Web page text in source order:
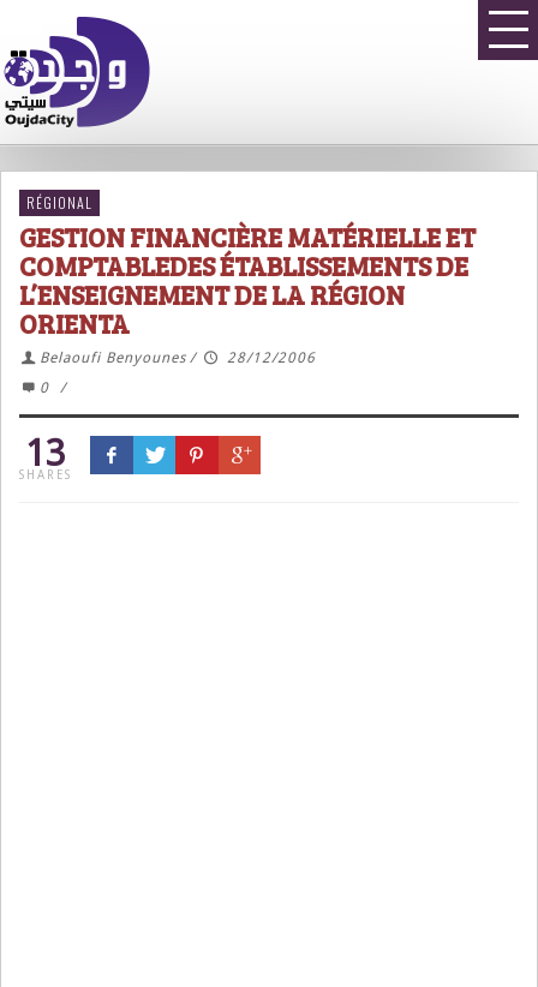
RÉGIONAL
GESTION FINANCIÈRE MATÉRIELLE ET
COMPTABLEDES ÉTABLISSEMENTS DE
L’ENSEIGNEMENT DE LA RÉGION
ORIENTA
Belaoufi Benyounes /
28/12/2006
0
/
13
SHARES